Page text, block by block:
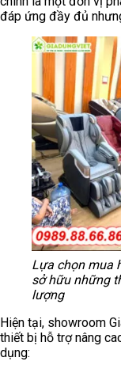
đáp ứng đầy đủ
Lựa chọn mua
sở hữu những
lượng
Hiện tại, showroom
thiết bị hỗ trợ nâng
dụng: